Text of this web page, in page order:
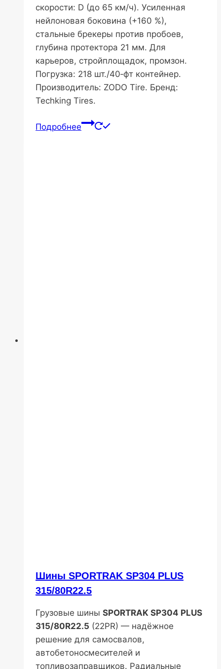
скорости: D (до 65 км/ч). Усиленная
нейлоновая боковина (+160 %),
стальные брекеры против пробоев,
глубина протектора 21 мм. Для
карьеров, стройплощадок, промзон.
Погрузка: 218 шт./40‑фт контейнер.
Производитель: ZODO Tire. Бренд:
Techking Tires.
Подробнее
Шины SPORTRAK SP304 PLUS
315/80R22.5
Грузовые шины SPORTRAK SP304 PLUS
315/80R22.5 (22PR) — надёжное
решение для самосвалов,
автобетоносмесителей и
топливозаправщиков. Радиальные